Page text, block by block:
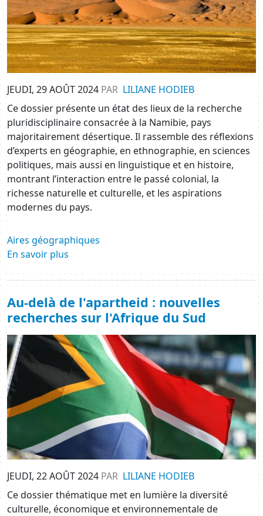
JEUDI, 29 AOÛT 2024 PAR LILIANE HODIEB
Ce dossier présente un état des lieux de la recherche
pluridisciplinaire consacrée à la Namibie, pays
majoritairement désertique. Il rassemble des réflexions
d’experts en géographie, en ethnographie, en sciences
politiques, mais aussi en linguistique et en histoire,
montrant l’interaction entre le passé colonial, la
richesse naturelle et culturelle, et les aspirations
modernes du pays.
Aires géographiques
En savoir plus
Au-delà de l'apartheid : nouvelles
recherches sur l'Afrique du Sud
Image
JEUDI, 22 AOÛT 2024 PAR LILIANE HODIEB
Ce dossier thématique met en lumière la diversité
culturelle, économique et environnementale de